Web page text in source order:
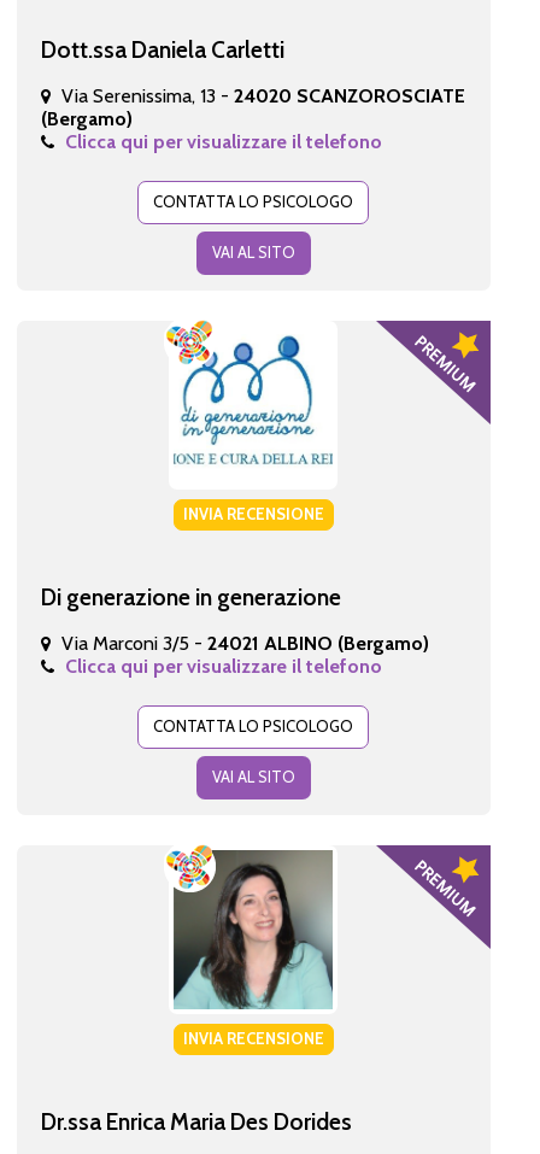
Dott.ssa Daniela Carletti
Via Serenissima, 13 - 24020 SCANZOROSCIATE
(Bergamo)
Clicca qui per visualizzare il telefono
CONTATTA LO PSICOLOGO
VAI AL SITO
INVIA RECENSIONE
Di generazione in generazione
Via Marconi 3/5 - 24021 ALBINO (Bergamo)
Clicca qui per visualizzare il telefono
CONTATTA LO PSICOLOGO
VAI AL SITO
INVIA RECENSIONE
Dr.ssa Enrica Maria Des Dorides